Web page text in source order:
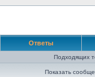
Ответы
Подходящих
Показать